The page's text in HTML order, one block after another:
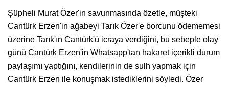
Şüpheli Murat Özer'in savunmasında özetle, müşteki
Cantürk Erzen'in ağabeyi Tarık Özer'e borcunu ödememesi
üzerine Tarık'ın Cantürk'ü icraya verdiğini, bu sebeple olay
günü Cantürk Erzen'in Whatsapp'tan hakaret içerikli durum
paylaşımı yaptığını, kendilerinin de sulh yapmak için
Cantürk Erzen ile konuşmak istediklerini söyledi. Özer